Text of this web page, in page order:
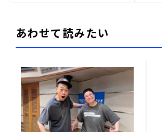
あわせて読みたい